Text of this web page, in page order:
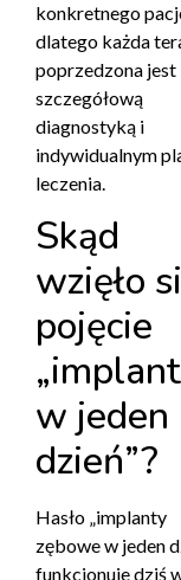
konkretnego
dlatego każda
poprzedzona jest
szczegółową
diagnostyką i
indywidualnym
leczenia.
Skąd
wzięło
pojęcie
w jeden
dzień”?
Hasło „implanty
zębowe w jeden
funkcjonuje dziś